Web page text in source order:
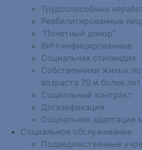
Трудоспособные
Реабилитированные
"Почетный донор"
ВИЧ-инфицированные
Социальная стипендия
Собственники жилых
возраста 70 и более лет
Социальный контракт
Догазификация
Социальная адаптация
Социальное обслуживание
Подведомственные